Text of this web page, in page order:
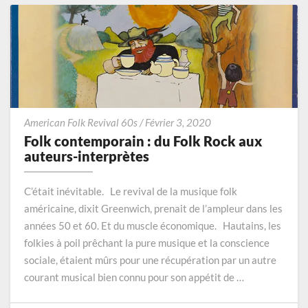
American Folk Revival 60s /Février 3, 2020Folk
contemporain
Rock
aux
auteurs-
interprètes
Folk contemporain : du Folk Rock aux
auteurs-interprètes
C’était inévitable. Le revival de la musique folk
américaine, dixit Greenwich, prenait de l’ampleur dans les
années 50 et 60. Et du muscle économique. Hautains, les
folkies à poil prêchant la pure musique et la conscience
sociale, étaient mûrs pour une récupération par un autre
courant musical bien connu pour son appétit de …